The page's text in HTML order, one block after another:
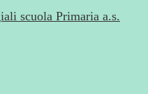
scuola Primaria a.s.